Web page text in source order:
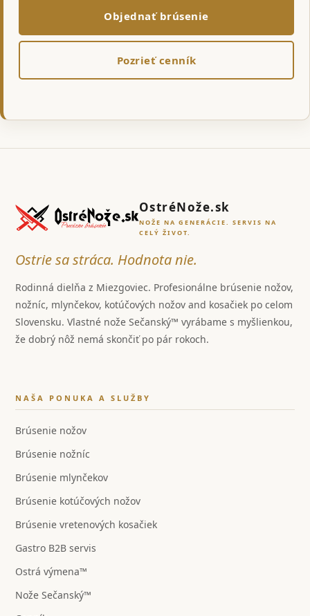
Objednať brúsenie
Pozrieť cenník
OstréNože.sk
NOŽE NA GENERÁCIE. SERVIS NA
CELÝ ŽIVOT.
Ostrie sa stráca. Hodnota nie.
Rodinná dielňa z Miezgoviec. Profesionálne brúsenie nožov,
nožníc, mlynčekov, kotúčových nožov and kosačiek po celom
Slovensku. Vlastné nože Sečanský™ vyrábame s myšlienkou,
že dobrý nôž nemá skončiť po pár rokoch.
NAŠA PONUKA A SLUŽBY
Brúsenie nožov
Brúsenie nožníc
Brúsenie mlynčekov
Brúsenie kotúčových nožov
Brúsenie vretenových kosačiek
Gastro B2B servis
Ostrá výmena™
Nože Sečanský™